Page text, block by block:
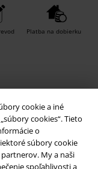
cookie a iné
cookies“. Tieto
o
súbory cookie
My a naši
spoľahlivosti a
Platba na dobierku